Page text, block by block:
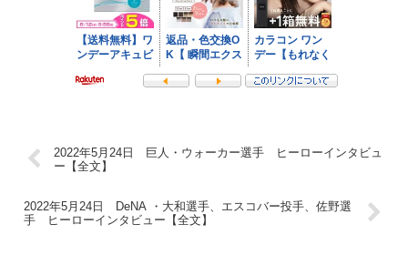
2022年5月24日 巨人・ウォーカー選手 ヒーローインタビュ
ー【全文】
2022年5月24日 DeNA ・大和選手、エスコバー投手、佐野選
手 ヒーローインタビュー【全文】